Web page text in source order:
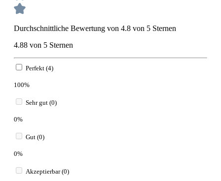
Durchschnittliche Bewertung von 4.8 von 5 Sternen
4.88 von 5 Sternen
Perfekt (4)
100%
Sehr gut (0)
0%
Gut (0)
0%
Akzeptierbar (0)